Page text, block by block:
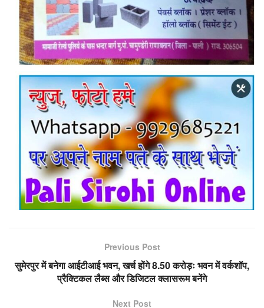
Previous Post
सुमेरपुर में बनेगा आईटीआई भवन, खर्च होंगे 8.50 करोड़ः भवन में वर्कशॉप,
प्रैक्टिकल लैब्स और डिजिटल क्लासरूम बनेंगे
Next Post